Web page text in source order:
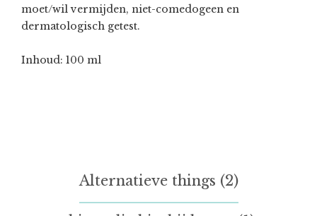
moet/wil vermijden, niet-comedogeen en
dermatologisch getest.
Inhoud: 100 ml
Alternatieve things (2)